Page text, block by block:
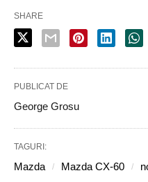
SHARE
PUBLICAT DE
George Grosu
TAGURI:
Mazda Mazda CX-60